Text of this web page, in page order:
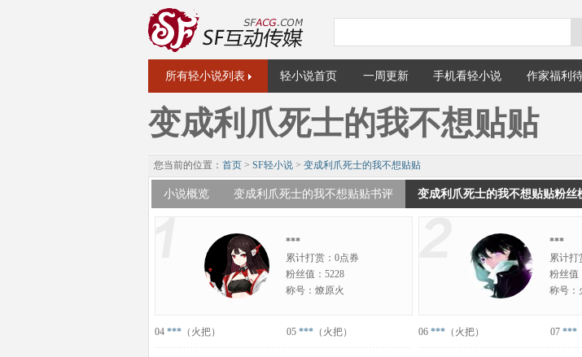
所有轻小说列表 轻小说首页 一周更新 手机看轻小说 作家福利
变成利爪死士的我不想贴贴
您当前的位置： 首页 > SF轻小说 > 变成利爪死士的我不想贴贴
小说概览 变成利爪死士的我不想贴贴书评 变成利爪死士的我不想贴贴粉丝
***
累计打赏：0点券
粉丝值：5228
称号：燎原火
***
累计打
粉丝值
称号：
04 *** （火把） 05 *** （火把） 06 *** （火把） 07 ***